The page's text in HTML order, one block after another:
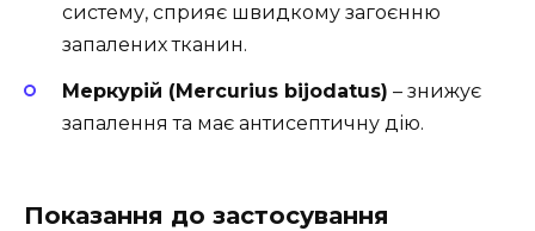
систему, сприяє швидкому загоєнню
запалених тканин.
Меркурій (Mercurius bijodatus) – знижує
запалення та має антисептичну дію.
Показання до застосування